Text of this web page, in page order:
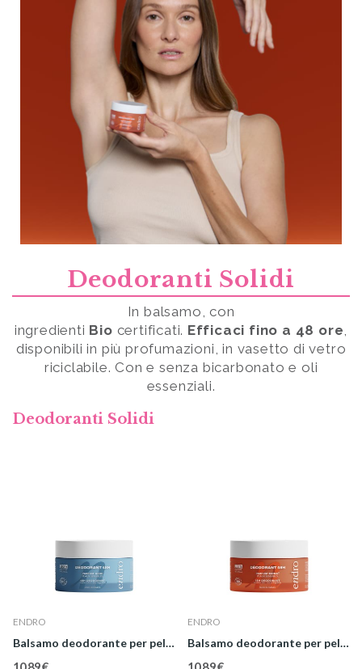
Deodoranti Solidi
In balsamo, con
ingredienti Bio certificati. Efficaci fino a 48 ore
disponibili in più profumazioni, in vasetto di vetro
riciclabile. Con e senza bicarbonato e oli
essenziali.
Deodoranti Solidi
ENDRO
Balsamo deodorante al Bergamotto
ENDRO
Balsamo deodorante al Cocco